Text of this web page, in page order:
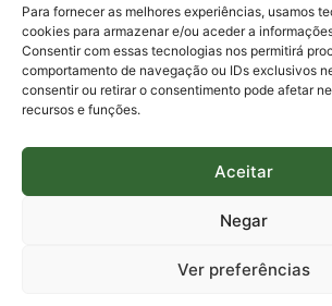
Para fornecer as melhores experiências, usamos
cookies para armazenar e/ou aceder a
Consentir com essas tecnologias nos permitirá
comportamento de navegação ou IDs exclusivos
consentir ou retirar o consentimento pode afetar
recursos e funções.
Aceitar
Negar
Ver preferências
Para assuntos relacionados à Pesquisa
pesquisa@fapesc.sc.gov.br
Para assuntos relacionados à Inovação
inovacao@fapesc.sc.gov.br
Para assuntos relacionados à Bolsas
bolsas@fapesc.sc.gov.br
Para assuntos relacionados à Prestação
Para assuntos relacionados à
plataforma@fapesc.sc.gov.br
Jair Artur da Silva dpo@fapesc.sc.gov.br
km 01, Módulo 12A, Edifício Fapesc /